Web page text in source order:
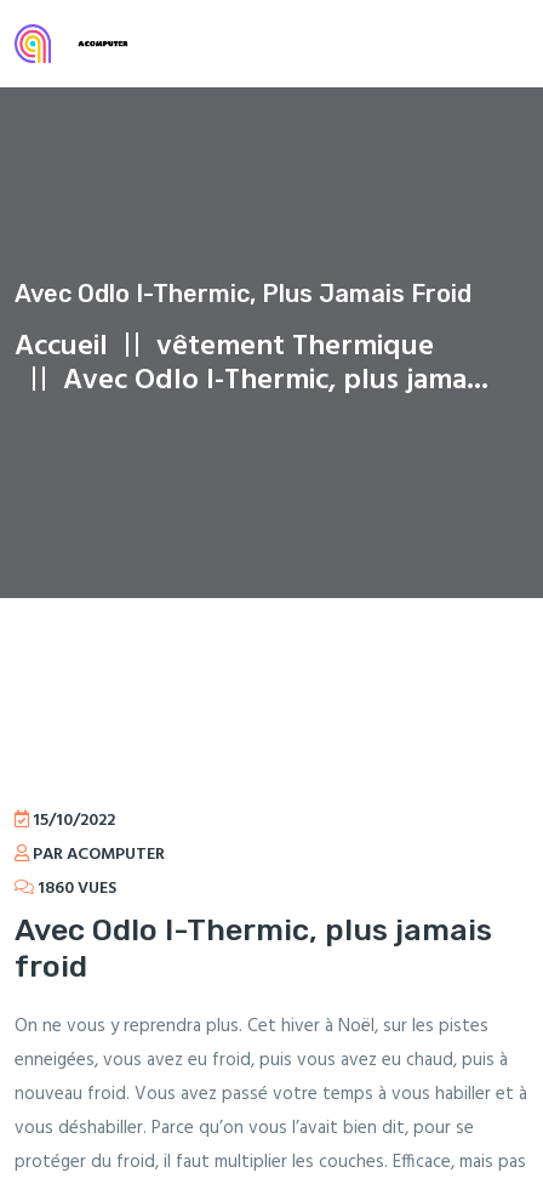
Avec Odlo I-Thermic, Plus Jamais Froid
Accueil vêtement Thermique
Avec Odlo I-Thermic, plus jama...
15/10/2022
PAR ACOMPUTER
1860 VUES
Avec Odlo I-Thermic, plus jamais
froid
On ne vous y reprendra plus. Cet hiver à Noël, sur les pistes
enneigées, vous avez eu froid, puis vous avez eu chaud, puis à
nouveau froid. Vous avez passé votre temps à vous habiller et à
vous déshabiller. Parce qu’on vous l’avait bien dit, pour se
protéger du froid, il faut multiplier les couches. Efficace, mais pas